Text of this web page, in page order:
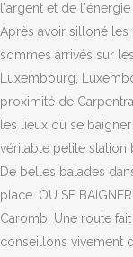
l'argent et de
Après avoir silloné
sommes arrivés sur
Luxembourg,
proximité de
les lieux où se
véritable petite station
De belles balades
place. OU SE
Caromb. Une route
conseillons vivement